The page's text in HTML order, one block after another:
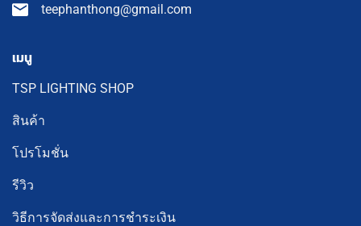
teephanthong@gmail.com
เมนู
TSP LIGHTING SHOP
สินค้า
โปรโมชั่น
รีวิว
วิธีการจัดส่งและการชำระเงิน